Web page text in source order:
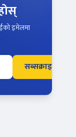
इमेलमा
सब्सक्राइब